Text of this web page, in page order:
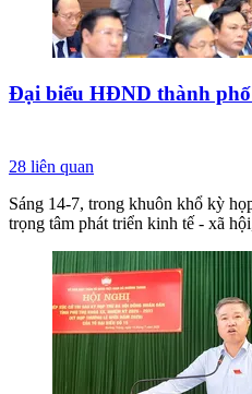
Đại biểu HĐND thành phố
28 liên quan
Sáng 14-7, trong khuôn khổ kỳ
trọng tâm phát triển kinh tế - xã